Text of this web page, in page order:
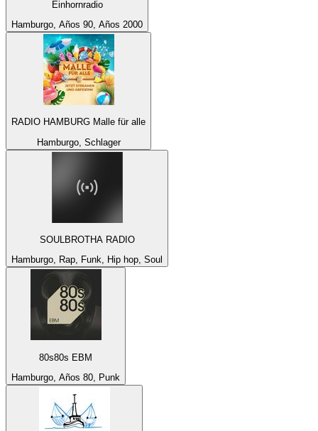
Einhornradio
Hamburgo, Años 90, Años 2000
RADIO HAMBURG Malle für alle
Hamburgo, Schlager
SOULBROTHA RADIO
Hamburgo, Rap, Funk, Hip hop, Soul
80s80s EBM
Hamburgo, Años 80, Punk